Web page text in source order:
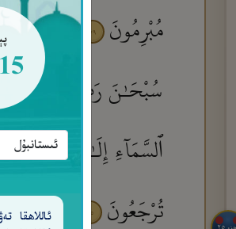
ئاللاھقا
٢٥
مُبْرِمُونَ
٧٩ أَمْ
سُبْحَـٰنَ رَبِّ ٱلسَّمَـٰوَٰتِ
ٱلسَّمَآءِ إِلَـٰهٌ وَفِى
تُرْجَعُونَ
٨٥ وَلَا